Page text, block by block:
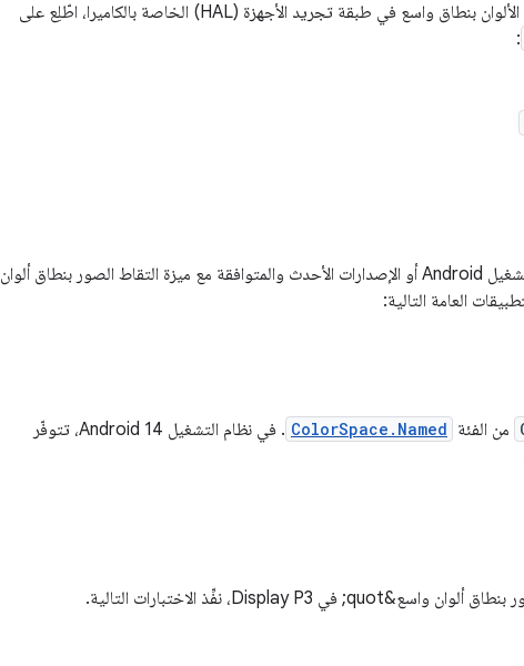
للحصول على مزيد من التفاصيل حول إمكانية تسجيل الألوان بنطاق واسع في طبقة تجريد الأجهزة (HAL) الخاصة بالكاميرا، اطّلِع على
:
بالنسبة إلى الأجهزة التي تعمل بالإصدار 14 من نظام التشغيل Android أو الإصدارات الأحدث والمتوافقة مع ميزة التقاط الصور بنطاق ألوان
العامة التالية:
من الفئة ColorSpace.Named
. في نظام التشغيل Android 14، تتوفّر